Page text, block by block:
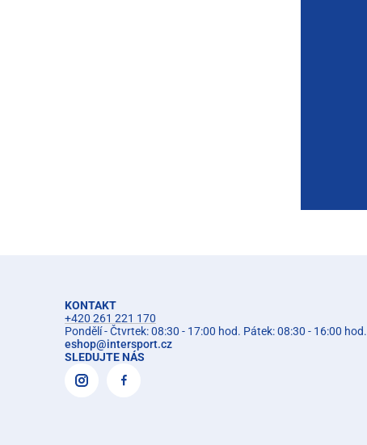
KONTAKT
+420 261 221 170
Pondělí - Čtvrtek: 08:30 - 17:00 hod. Pátek: 08:30 - 16:00 hod.
eshop@intersport.cz
SLEDUJTE NÁS